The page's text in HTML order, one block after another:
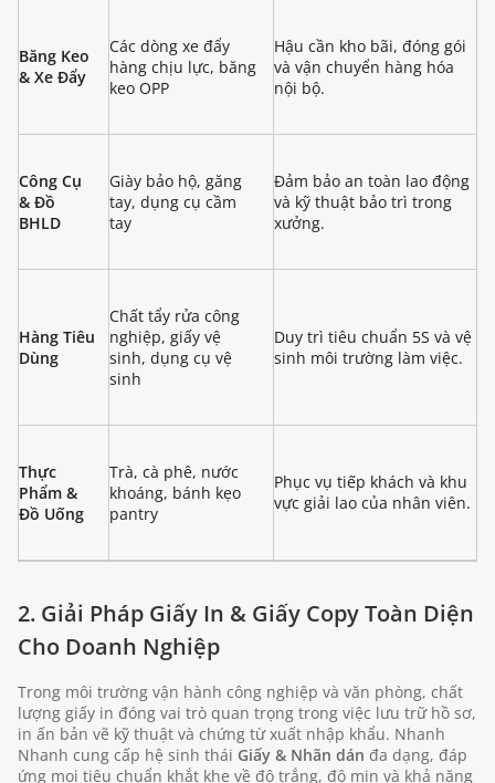
Băng Keo
& Xe Đẩy
Các dòng xe đẩy
hàng chịu lực, băng
keo OPP
Hậu cần kho bãi, đóng gói
và vận chuyển hàng hóa
nội bộ.
Công Cụ
& Đồ
BHLD
Giày bảo hộ, găng
tay, dụng cụ cầm
tay
Đảm bảo an toàn lao động
và kỹ thuật bảo trì trong
xưởng.
Hàng Tiêu
Dùng
Chất tẩy rửa công
nghiệp, giấy vệ
sinh, dụng cụ vệ
sinh
Duy trì tiêu chuẩn 5S và vệ
sinh môi trường làm việc.
Thực
Phẩm &
Đồ Uống
Trà, cà phê, nước
khoáng, bánh kẹo
pantry
Phục vụ tiếp khách và khu
vực giải lao của nhân viên.
2. Giải Pháp Giấy In & Giấy Copy Toàn Diện
Cho Doanh Nghiệp
Trong môi trường vận hành công nghiệp và văn phòng, chất
lượng giấy in đóng vai trò quan trọng trong việc lưu trữ hồ sơ,
in ấn bản vẽ kỹ thuật và chứng từ xuất nhập khẩu. Nhanh
Nhanh cung cấp hệ sinh thái Giấy & Nhãn dán đa dạng, đáp
ứng mọi tiêu chuẩn khắt khe về độ trắng, độ mịn và khả năng